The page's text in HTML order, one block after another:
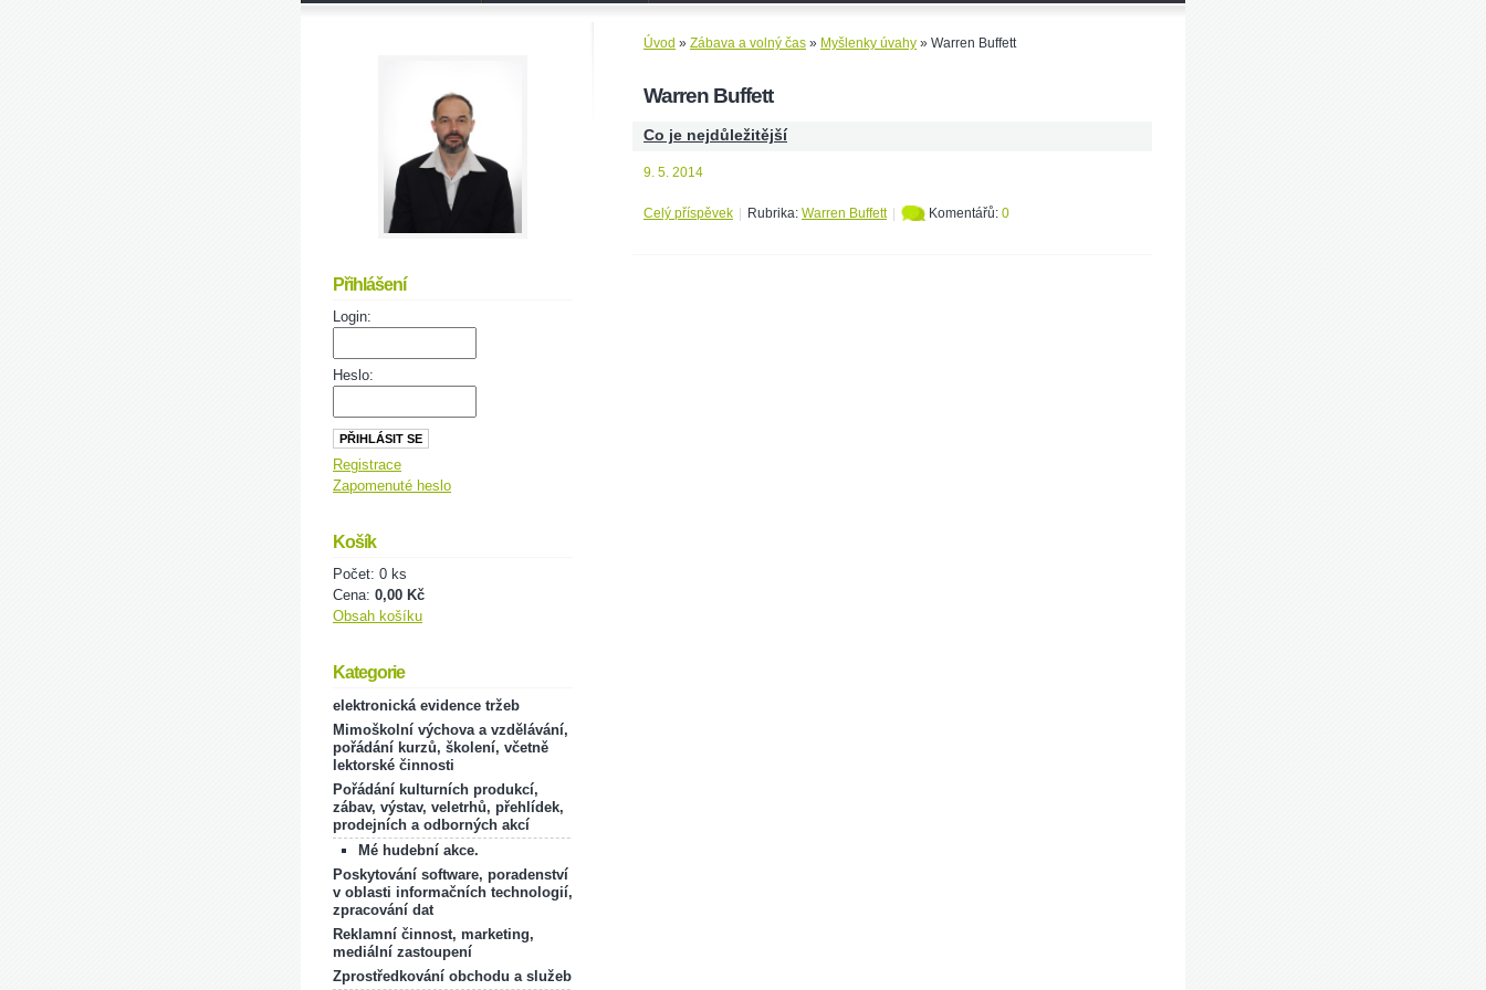
Úvod » Zábava a volný čas » Myšlenky úvahy » Warren Buffett
Warren Buffett
Co je nejdůležitější
9. 5. 2014
Celý příspěvek Rubrika: Warren Buffett Komentářů: 0
Přihlášení
Login:
Heslo:
Registrace
Zapomenuté heslo
Košík
Počet: 0 ks
Cena: 0,00 Kč
Obsah košíku
Kategorie
elektronická evidence tržeb
Mimoškolní výchova a vzdělávání,
pořádání kurzů, školení, včetně
lektorské činnosti
Pořádání kulturních produkcí,
zábav, výstav, veletrhů, přehlídek,
prodejních a odborných akcí
Mé hudební akce.
Poskytování software, poradenství
v oblasti informačních technologií,
zpracování dat
Reklamní činnost, marketing,
mediální zastoupení
Zprostředkování obchodu a služeb